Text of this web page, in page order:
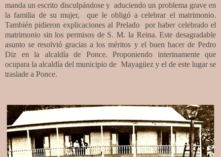
manda un escrito disculpándose y aduciendo un problema grave en
la familia de su mujer,
que le obligó a celebrar el matrimonio.
También pidieron explicaciones al Prelado
por haber celebrado el
matrimonio sin los permisos de S. M. la Reina. Este desagradable
asunto se resolvió gracias a los méritos y el buen hacer de Pedro
Diz en la alcaldía de Ponce. Proponiendo interinamente que
ocupara la alcaldía del municipio de Mayagüez y el de este lugar se
traslade a Ponce.